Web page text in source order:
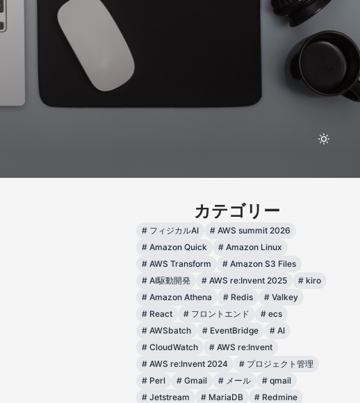
カテゴリー
# フィジカルAI # AWS summit 2026
# Amazon Quick # Amazon Linux
# AWS Transform # Amazon S3 Files
# AI駆動開発 # AWS re:Invent 2025 # kiro
# Amazon Athena # Redis # Valkey
# React # フロントエンド # ecs
# AWSbatch # EventBridge # AI
# CloudWatch # AWS re:Invent
# AWS re:Invent 2024 # プロジェクト管理
# Perl # Gmail # メール # qmail
# Jetstream # MariaDB # Redmine